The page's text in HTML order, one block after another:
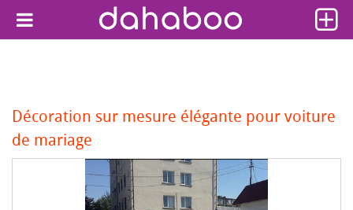
Décoration sur mesure élégante pour voiture
de mariage